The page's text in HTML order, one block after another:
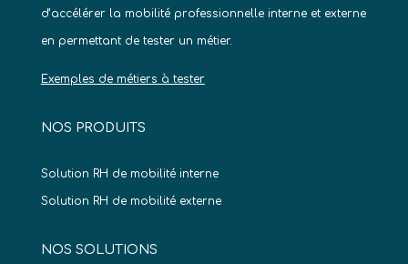
d’accélérer la mobilité professionnelle interne et externe
en permettant de tester un métier.
Exemples de métiers à tester
NOS PRODUITS
Solution RH de mobilité interne
Solution RH de mobilité externe
NOS SOLUTIONS